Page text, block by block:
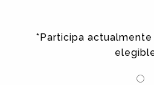
*Participa